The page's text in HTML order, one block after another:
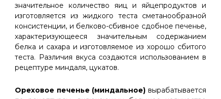
значительное количество яиц и яйцепродуктов и
изготовляется из жидкого теста сметанообразной
консистенции, и белково-сбивное сдобное печенье,
характеризующееся значительным содержанием
белка и сахара и изготовляемое из хорошо сбитого
теста. Различия вкуса создаются использованием в
рецептуре миндаля, цукатов.
Ореховое печенье (миндальное) вырабатывается